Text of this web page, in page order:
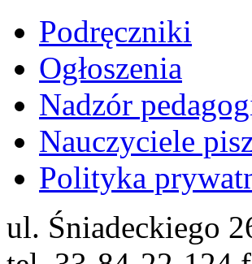
Podręczniki
Ogłoszenia
Nadzór
Nauczyciele
Polityka
ul. Śniadeckiego